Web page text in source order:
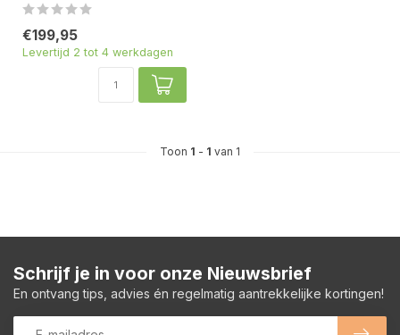
€199,95
Levertijd 2 tot 4 werkdagen
Toon 1 - 1 van 1
Schrijf je in voor onze Nieuwsbrief
En ontvang tips, advies én regelmatig aantrekkelijke kortingen!